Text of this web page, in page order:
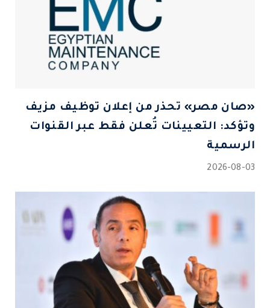
«صان مصر» تحذر من إعلان توظيف مزيف
وتؤكد: التعيينات تُعلن فقط عبر القنوات
الرسمية
2026-08-03